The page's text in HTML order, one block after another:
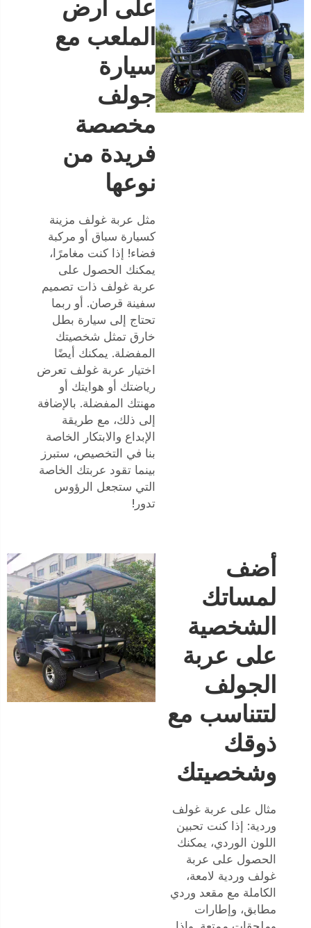
على أرض
الملعب مع
سيارة
جولف
مخصصة
فريدة من
نوعها
مثل عربة غولف مزينة
كسيارة سباق أو مركبة
فضاء! إذا كنت مغامرًا،
يمكنك الحصول على
عربة غولف ذات تصميم
سفينة قرصان. أو ربما
تحتاج إلى سيارة بطل
خارق تمثل شخصيتك
المفضلة. يمكنك أيضًا
اختيار عربة غولف تعرض
رياضتك أو هوايتك أو
مهنتك المفضلة. بالإضافة
إلى ذلك، مع طريقة
الإبداع والابتكار الخاصة
بنا في التخصيص، ستبرز
بينما تقود عربتك الخاصة
التي ستجعل الرؤوس
تدور!
أضف
لمساتك
الشخصية
على عربة
الجولف
لتتناسب مع
ذوقك
وشخصيتك
مثال على عربة غولف
وردية: إذا كنت تحبين
اللون الوردي، يمكنك
الحصول على عربة
غولف وردية لامعة،
الكاملة مع مقعد وردي
مطابق، وإطارات